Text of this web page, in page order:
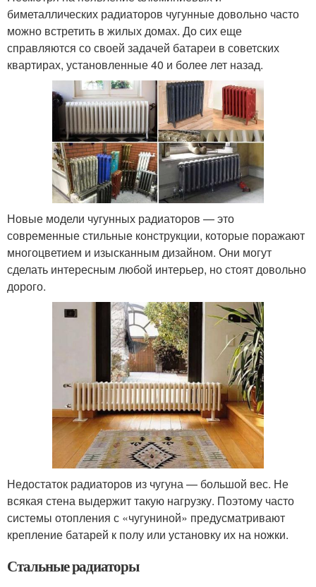
биметаллических радиаторов чугунные довольно часто
можно встретить в жилых домах. До сих еще
справляются со своей задачей батареи в советских
квартирах, установленные 40 и более лет назад.
Новые модели чугунных радиаторов — это
современные стильные конструкции, которые поражают
многоцветием и изысканным дизайном. Они могут
сделать интересным любой интерьер, но стоят довольно
дорого.
Недостаток радиаторов из чугуна — большой вес. Не
всякая стена выдержит такую нагрузку. Поэтому часто
системы отопления с «чугуниной» предусматривают
крепление батарей к полу или установку их на ножки.
Стальные радиаторы